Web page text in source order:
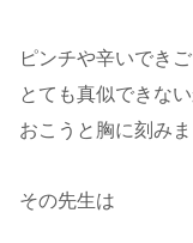
ピンチや辛いでき
とても真似できな
おこうと胸に刻みま
その先生は